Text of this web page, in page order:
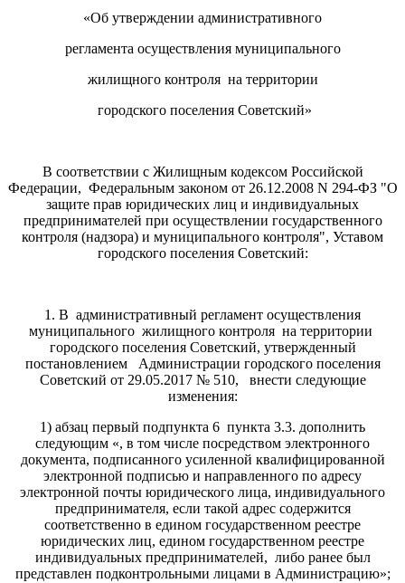
«Об утверждении административного
регламента осуществления муниципального
жилищного контроля на территории
городского поселения Советский»
В соответствии с Жилищным кодексом Российской
Федерации, Федеральным законом от 26.12.2008 N 294-ФЗ "О
защите прав юридических лиц и индивидуальных
предпринимателей при осуществлении государственного
контроля (надзора) и муниципального контроля", Уставом
городского поселения Советский:
1. В административный регламент осуществления
муниципального жилищного контроля на территории
городского поселения Советский, утвержденный
постановлением Администрации городского поселения
Советский от 29.05.2017 № 510, внести следующие
изменения:
1) абзац первый подпункта 6 пункта 3.3. дополнить
следующим «, в том числе посредством электронного
документа, подписанного усиленной квалифицированной
электронной подписью и направленного по адресу
электронной почты юридического лица, индивидуального
предпринимателя, если такой адрес содержится
соответственно в едином государственном реестре
юридических лиц, едином государственном реестре
индивидуальных предпринимателей, либо ранее был
представлен подконтрольными лицами в Администрацию»;